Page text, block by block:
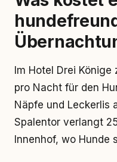
Im Hotel Drei
pro Nacht für den
Näpfe und Leckerlis
Spalentor verlangt
Innenhof, wo Hunde